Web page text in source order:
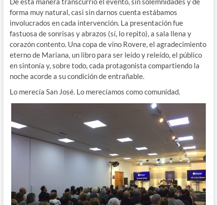
forma muy natural, casi sin darnos cuenta estábamos
involucrados en cada intervención. La presentación fue
fastuosa de sonrisas y abrazos (sí, lo repito), a sala llena y
corazón contento. Una copa de vino Rovere, el agradecimiento
eterno de Mariana, un libro para ser leído y releído, el público
en sintonía y, sobre todo, cada protagonista compartiendo la
noche acorde a su condición de entrañable.
Lo merecía San José. Lo merecíamos como comunidad.